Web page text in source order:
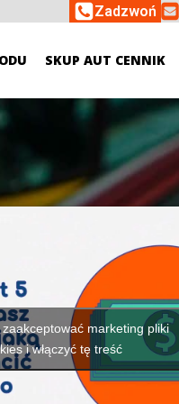
Zadzwoń
SKUP AUT CENNIK
marketing pliki
i włączyć tę treść